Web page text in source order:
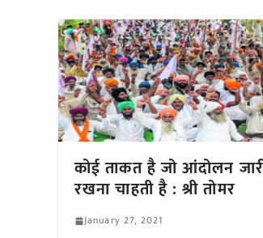
कोई ताकत है जो आंदोलन
रखना चाहती है : श्री तोमर
January 27, 2021